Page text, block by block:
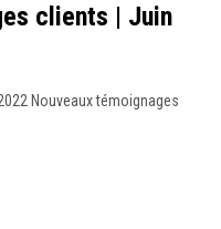
clients | Juin
Nouveaux témoignages